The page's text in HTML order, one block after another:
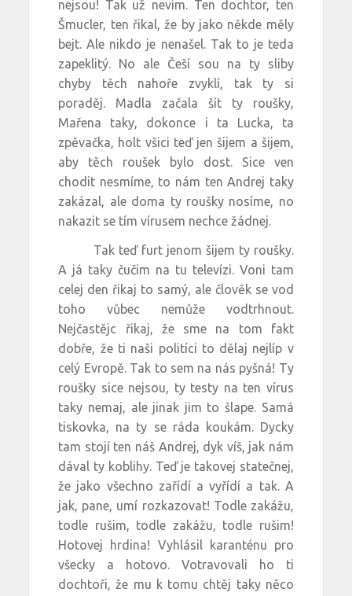
nejsou! Tak už nevim. Ten dochtor, ten
Šmucler, ten řikal, že by jako někde měly
bejt. Ale nikdo je nenašel. Tak to je teda
zapeklitý. No ale Češí sou na ty sliby
chyby těch nahoře zvyklí, tak ty si
poraděj. Madla začala šít ty roušky,
Mařena taky, dokonce i ta Lucka, ta
zpěvačka, holt všici teď jen šijem a šijem,
aby těch roušek bylo dost. Sice ven
chodit nesmíme, to nám ten Andrej taky
zakázal, ale doma ty roušky nosíme, no
nakazit se tím vírusem nechce žádnej.
Tak teď furt jenom šijem ty roušky.
A já taky čučim na tu televízi. Voni tam
celej den řikaj to samý, ale člověk se vod
toho vůbec nemůže vodtrhnout.
Nejčastějc řikaj, že sme na tom fakt
dobře, že ti naši politíci to dělaj nejlíp v
celý Evropě. Tak to sem na nás pyšná! Ty
roušky sice nejsou, ty testy na ten vírus
taky nemaj, ale jinak jim to šlape. Samá
tiskovka, na ty se ráda koukám. Dycky
tam stojí ten náš Andrej, dyk víš, jak nám
dával ty koblihy. Teď je takovej statečnej,
že jako všechno zařídí a vyřídí a tak. A
jak, pane, umí rozkazovat! Todle zakážu,
todle rušim, todle zakážu, todle rušim!
Hotovej hrdina! Vyhlásil karanténu pro
všecky a hotovo. Votravovali ho ti
dochtoři, že mu k tomu chtěj taky něco